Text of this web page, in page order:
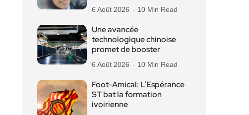
6 Août 2026 10 Min Read
Une avancée
technologique chinoise
promet de booster
6 Août 2026 10 Min Read
Foot-Amical: L’Espérance
ST bat la formation
ivoirienne